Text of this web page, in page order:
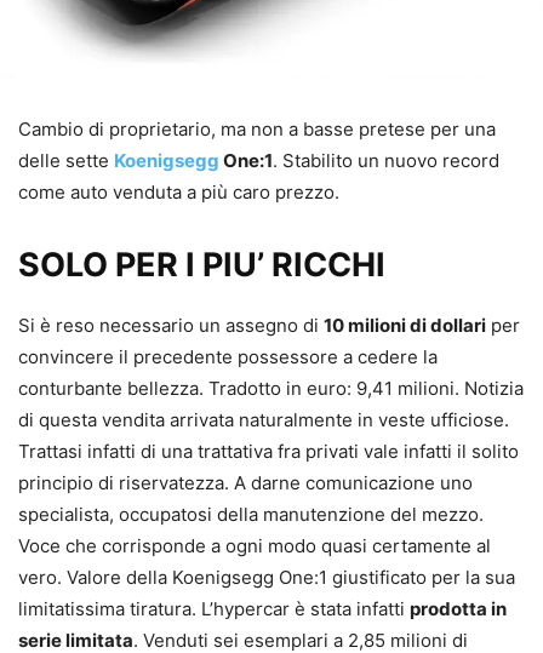
Cambio di proprietario, ma non a basse pretese per una
delle sette Koenigsegg One:1. Stabilito un nuovo record
come auto venduta a più caro prezzo.
SOLO PER I PIU’ RICCHI
Si è reso necessario un assegno di 10 milioni di dollari per
convincere il precedente possessore a cedere la
conturbante bellezza. Tradotto in euro: 9,41 milioni. Notizia
di questa vendita arrivata naturalmente in veste ufficiose.
Trattasi infatti di una trattativa fra privati vale infatti il solito
principio di riservatezza. A darne comunicazione uno
specialista, occupatosi della manutenzione del mezzo.
Voce che corrisponde a ogni modo quasi certamente al
vero. Valore della Koenigsegg One:1 giustificato per la sua
limitatissima tiratura. L’hypercar è stata infatti prodotta in
serie limitata. Venduti sei esemplari a 2,85 milioni di